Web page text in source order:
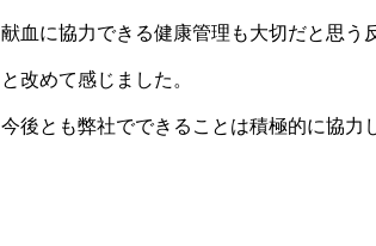
献血に協力できる健康管理も大切だと思う
と改めて感じました。
今後とも弊社でできることは積極的に協力